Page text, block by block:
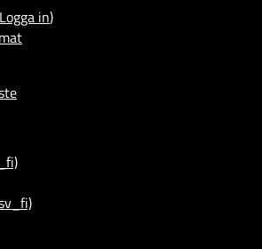
Logga in)